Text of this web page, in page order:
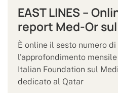
EAST LINES –
report Med-Or
È online il sesto numero di
l'approfondimento
Italian Foundation sul
dedicato al Qatar